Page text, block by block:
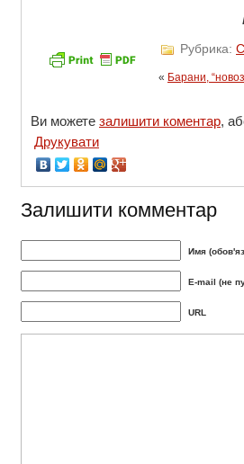
Рубрика:
« Барани,
Ви можете залишити коментар,
Друкувати
Залишити комментар
Имя
E-mail (не
URL